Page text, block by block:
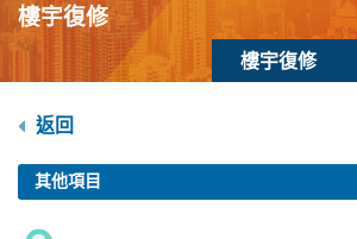
關
鍵
樓宇復修
樓宇復修
返回
其他項目